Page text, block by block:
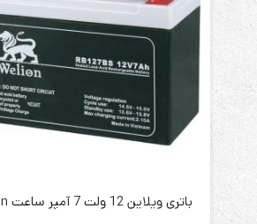
باتری ویلاین 12 ولت 7 آمپر ساعت Welion